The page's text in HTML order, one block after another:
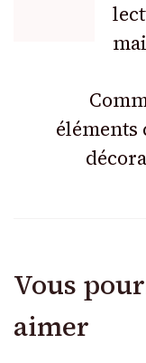
articles
éléments
Vous
aimer